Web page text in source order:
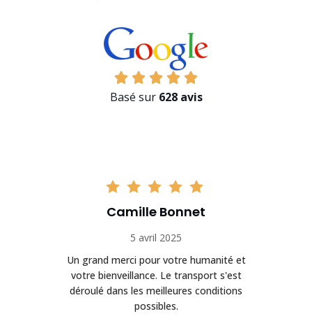
Basé sur 628 avis
Camille Bonnet
5 avril 2025
Un grand merci pour votre humanité et
votre bienveillance. Le transport s'est
déroulé dans les meilleures conditions
possibles.